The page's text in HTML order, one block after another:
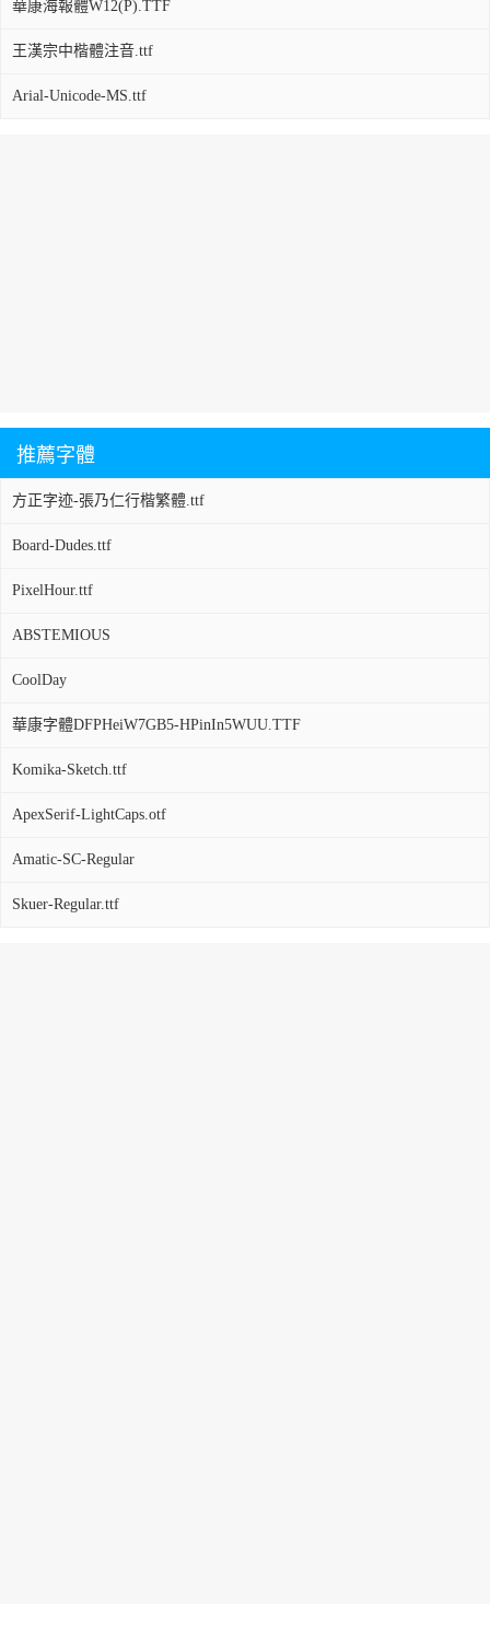
華康海報體W12(P).TTF
王漢宗中楷體注音.ttf
Arial-Unicode-MS.ttf
推薦字體
方正字迹-張乃仁行楷繁體.ttf
Board-Dudes.ttf
PixelHour.ttf
ABSTEMIOUS
CoolDay
華康字體DFPHeiW7GB5-HPinIn5WUU.TTF
Komika-Sketch.ttf
ApexSerif-LightCaps.otf
Amatic-SC-Regular
Skuer-Regular.ttf